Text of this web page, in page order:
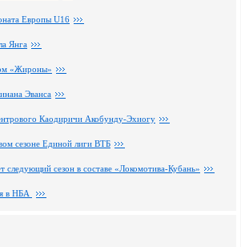
Европы U16
Янга
«Жироны»
Эванса
Каодиричи Акобунду-Эхиогу
сезоне Единой лиги ВТБ
следующий сезон в составе «Локомотива-Кубань»
в НБА